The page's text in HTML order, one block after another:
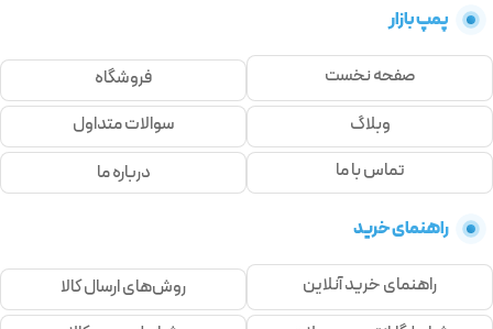
پمپ بازار
صفحه نخست
فروشگاه
وبلاگ
سوالات متداول
تماس با ما
درباره ما
راهنمای خرید
راهنمای خرید آنلاین
روش‌های ارسال کالا